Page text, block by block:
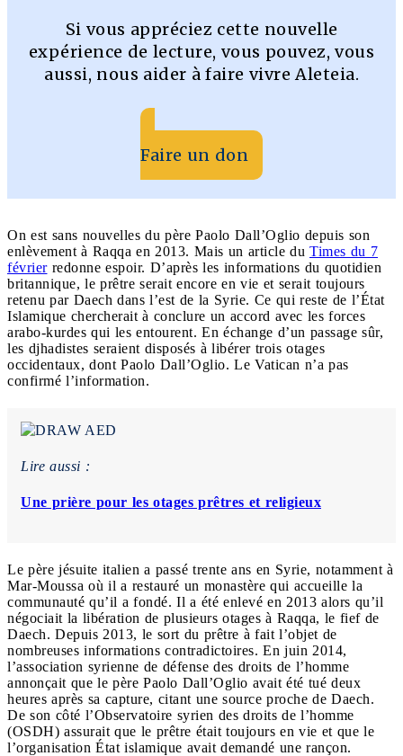
Si vous appréciez cette nouvelle
expérience de lecture, vous pouvez, vous
aussi, nous aider à faire vivre Aleteia.
Faire un don
On est sans nouvelles du père Paolo Dall’Oglio depuis son
enlèvement à Raqqa en 2013. Mais un article du Times du 7
févrierredonne espoir. D’après les informations du quotidien
britannique, le prêtre serait encore en vie et serait toujours
retenu par Daech dans l’est de la Syrie. Ce qui reste de l’État
Islamique chercherait à conclure un accord avec les forces
arabo-kurdes qui les entourent. En échange d’un passage sûr,
les djhadistes seraient disposés à libérer trois otages
occidentaux, dont Paolo Dall’Oglio. Le Vatican n’a pas
confirmé l’information.
Lire aussi :
Une prière pour les otages prêtres et religieux
Le père jésuite italien a passé trente ans en Syrie, notamment à
Mar-Moussa où il a restauré un monastère qui accueille la
communauté qu’il a fondé. Il a été enlevé en 2013 alors qu’il
négociait la libération de plusieurs otages à Raqqa, le fief de
Daech. Depuis 2013, le sort du prêtre à fait l’objet de
nombreuses informations contradictoires. En juin 2014,
l’association syrienne de défense des droits de l’homme
annonçait que le père Paolo Dall’Oglio avait été tué deux
heures après sa capture, citant une source proche de Daech.
De son côté l’Observatoire syrien des droits de l’homme
(OSDH) assurait que le prêtre était toujours en vie et que le
l’organisation État islamique avait demandé une rançon.